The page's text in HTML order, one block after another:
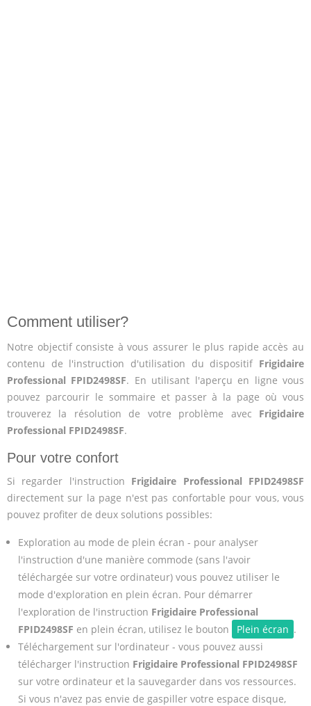
Comment utiliser?
Notre objectif consiste à vous assurer le plus rapide accès au
contenu de l'instruction d'utilisation du dispositif Frigidaire
Professional FPID2498SF. En utilisant l'aperçu en ligne vous
pouvez parcourir le sommaire et passer à la page où vous
trouverez la résolution de votre problème avec Frigidaire
Professional FPID2498SF.
Pour votre confort
Si regarder l'instruction Frigidaire Professional FPID2498SF
directement sur la page n'est pas confortable pour vous, vous
pouvez profiter de deux solutions possibles:
Exploration au mode de plein écran - pour analyser
l'instruction d'une manière commode (sans l'avoir
téléchargée sur votre ordinateur) vous pouvez utiliser le
mode d'exploration en plein écran. Pour démarrer
l'exploration de l'instruction Frigidaire Professional
FPID2498SF en plein écran, utilisez le bouton Plein écran .
Téléchargement sur l'ordinateur - vous pouvez aussi
télécharger l'instruction Frigidaire Professional FPID2498SF
sur votre ordinateur et la sauvegarder dans vos ressources.
Si vous n'avez pas envie de gaspiller votre espace disque,